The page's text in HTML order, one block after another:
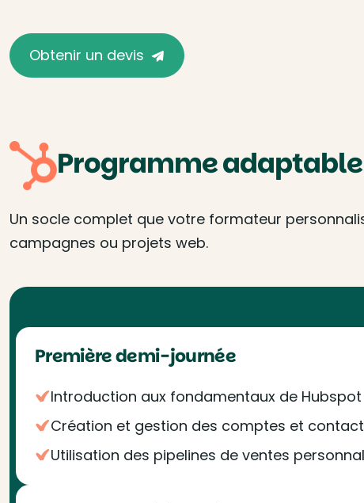
Obtenir un devis
Programme adaptable
Un socle complet que votre formateur
campagnes ou projets web.
Première demi-journée
Introduction aux fondamentaux de Hubspot
Création et gestion des comptes et
Utilisation des pipelines de ventes